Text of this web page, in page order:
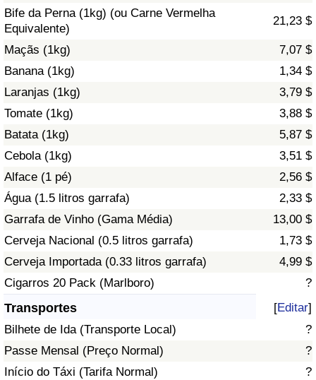
Bife da Perna (1kg) (ou Carne Vermelha
Equivalente)
21,23 $
Maçãs (1kg)
7,07 $
Banana (1kg)
1,34 $
Laranjas (1kg)
3,79 $
Tomate (1kg)
3,88 $
Batata (1kg)
5,87 $
Cebola (1kg)
3,51 $
Alface (1 pé)
2,56 $
Água (1.5 litros garrafa)
2,33 $
Garrafa de Vinho (Gama Média)
13,00 $
Cerveja Nacional (0.5 litros garrafa)
1,73 $
Cerveja Importada (0.33 litros garrafa)
4,99 $
Cigarros 20 Pack (Marlboro)
?
Transportes [Editar]
Bilhete de Ida (Transporte Local)
?
Passe Mensal (Preço Normal)
?
Início do Táxi (Tarifa Normal)
?
Poluição
Índice de poluição
Indicador de Poluição por País
Trânsito
Indicador de Trânsito
Indicador de Trânsito (Atual)
Indicador de Trânsito por País